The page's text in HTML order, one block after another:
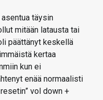
täysin
mitään latausta tai
päättänyt keskellä
kertaa
kun ei
enää normaalisti
vol down +